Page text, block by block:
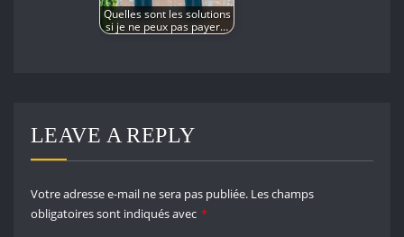
Quelles sont les solutions
si je ne peux pas payer…
LEAVE A REPLY
Votre adresse e-mail ne sera pas publiée. Les champs
obligatoires sont indiqués avec *